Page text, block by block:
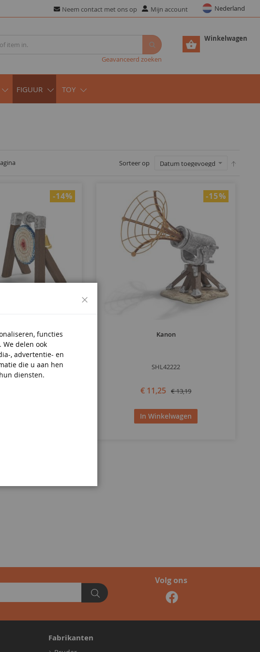
Neem contact met ons op Mijn account Nederland
Winkelwagen
Geavanceerd zoeken
FIGUUR TOY
Sorteer op
-14%
Doel
-15%
Kanon
SHL42222
€ 11,25 € 13,19
In Winkelwagen
Volg ons
Fabrikanten
functies
We delen ook
, advertentie- en
die u aan hen
diensten.